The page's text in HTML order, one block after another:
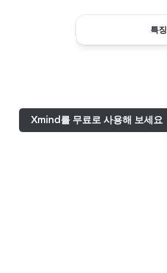
Xmind를 무료로 사용해 보세요
특징